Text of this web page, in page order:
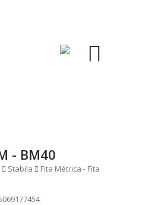
- BM40
Stabila
Fita Métrica - Fita